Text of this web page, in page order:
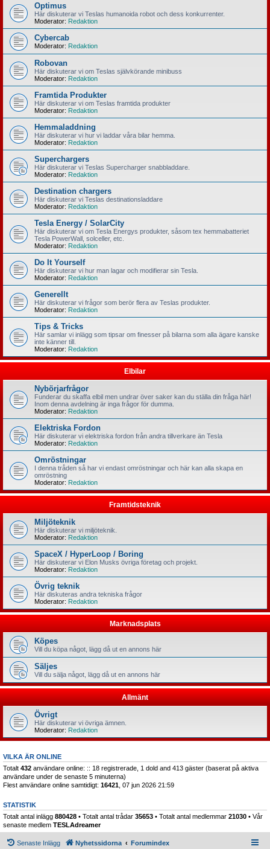
Optimus
Här diskuterar vi Teslas humanoida robot och dess konkurrenter.
Moderator: Redaktion
Cybercab
Moderator: Redaktion
Robovan
Här diskuterar vi om Teslas självkörande minibuss
Moderator: Redaktion
Framtida Produkter
Här diskuterar vi om Teslas framtida produkter
Moderator: Redaktion
Hemmaladdning
Här diskuterar vi hur vi laddar våra bilar hemma.
Moderator: Redaktion
Superchargers
Här diskuterar vi Teslas Supercharger snabbladdare.
Moderator: Redaktion
Destination chargers
Här diskuterar vi Teslas destinationsladdare
Moderator: Redaktion
Tesla Energy / SolarCity
Här diskuterar vi om Tesla Energys produkter, såsom tex hemmabatteriet
Tesla PowerWall, solceller, etc.
Moderator: Redaktion
Do It Yourself
Här diskuterar vi hur man lagar och modifierar sin Tesla.
Moderator: Redaktion
Generellt
Här diskuterar vi frågor som berör flera av Teslas produkter.
Moderator: Redaktion
Tips & Tricks
Här samlar vi inlägg som tipsar om finesser på bilarna som alla ägare kanske
inte känner till.
Moderator: Redaktion
Elbilar
Nybörjarfrågor
Funderar du skaffa elbil men undrar över saker kan du ställa din fråga här!
Inom denna avdelning är inga frågor för dumma.
Moderator: Redaktion
Elektriska Fordon
Här diskuterar vi elektriska fordon från andra tillverkare än Tesla
Moderator: Redaktion
Omröstningar
I denna tråden så har vi endast omröstningar och här kan alla skapa en
omröstning
Moderator: Redaktion
Framtidsteknik
Miljöteknik
Här diskuterar vi miljöteknik.
Moderator: Redaktion
SpaceX / HyperLoop / Boring
Här diskuterar vi Elon Musks övriga företag och projekt.
Moderator: Redaktion
Övrig teknik
Här diskuteras andra tekniska frågor
Moderator: Redaktion
Marknadsplats
Köpes
Vill du köpa något, lägg då ut en annons här
Säljes
Vill du sälja något, lägg då ut en annons här
Allmänt
Övrigt
Här diskuterar vi övriga ämnen.
Moderator: Redaktion
VILKA ÄR ONLINE
Totalt 432 användare online: :: 18 registrerade, 1 dold and 413 gäster (baserat på aktiva
användare under de senaste 5 minuterna)
Flest användare online samtidigt: 16421 , 07 jun 2026 21:59
STATISTIK
Totalt antal inlägg 880428 • Totalt antal trådar 35653 • Totalt antal medlemmar 21030 • Vår
senaste medlem TESLAdreamer
Senaste Inlägg Nyhetssidorna Forumindex